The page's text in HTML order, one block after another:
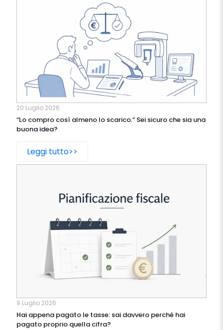
20 Luglio 2026
“Lo compro così almeno lo scarico.” Sei sicuro che sia una
buona idea?
Leggi tutto>>
9 Luglio 2026
Hai appena pagato le tasse: sai davvero perché hai
pagato proprio quella cifra?